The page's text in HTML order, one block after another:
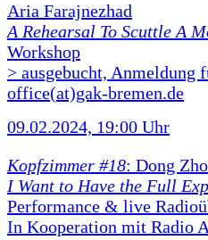
Aria Farajnezhad
A Rehearsal To Scuttle A
Workshop
> ausgebucht, Anmeldung
office(at)gak-bremen.de
09.02.2024, 19:00 Uhr
Kopfzimmer #18: Dong
I Want to Have the Full
Performance & live
In Kooperation mit Radio